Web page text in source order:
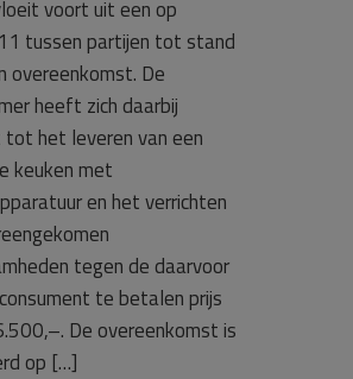
voort uit een op
tussen partijen tot stand
overeenkomst. De
heeft zich daarbij
het leveren van een
keuken met
en het verrichten
tegen de daarvoor
te betalen prijs
De overeenkomst is
op […]